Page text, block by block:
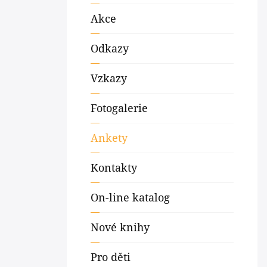
Akce
Odkazy
Vzkazy
Fotogalerie
Ankety
Kontakty
On-line katalog
Nové knihy
Pro děti